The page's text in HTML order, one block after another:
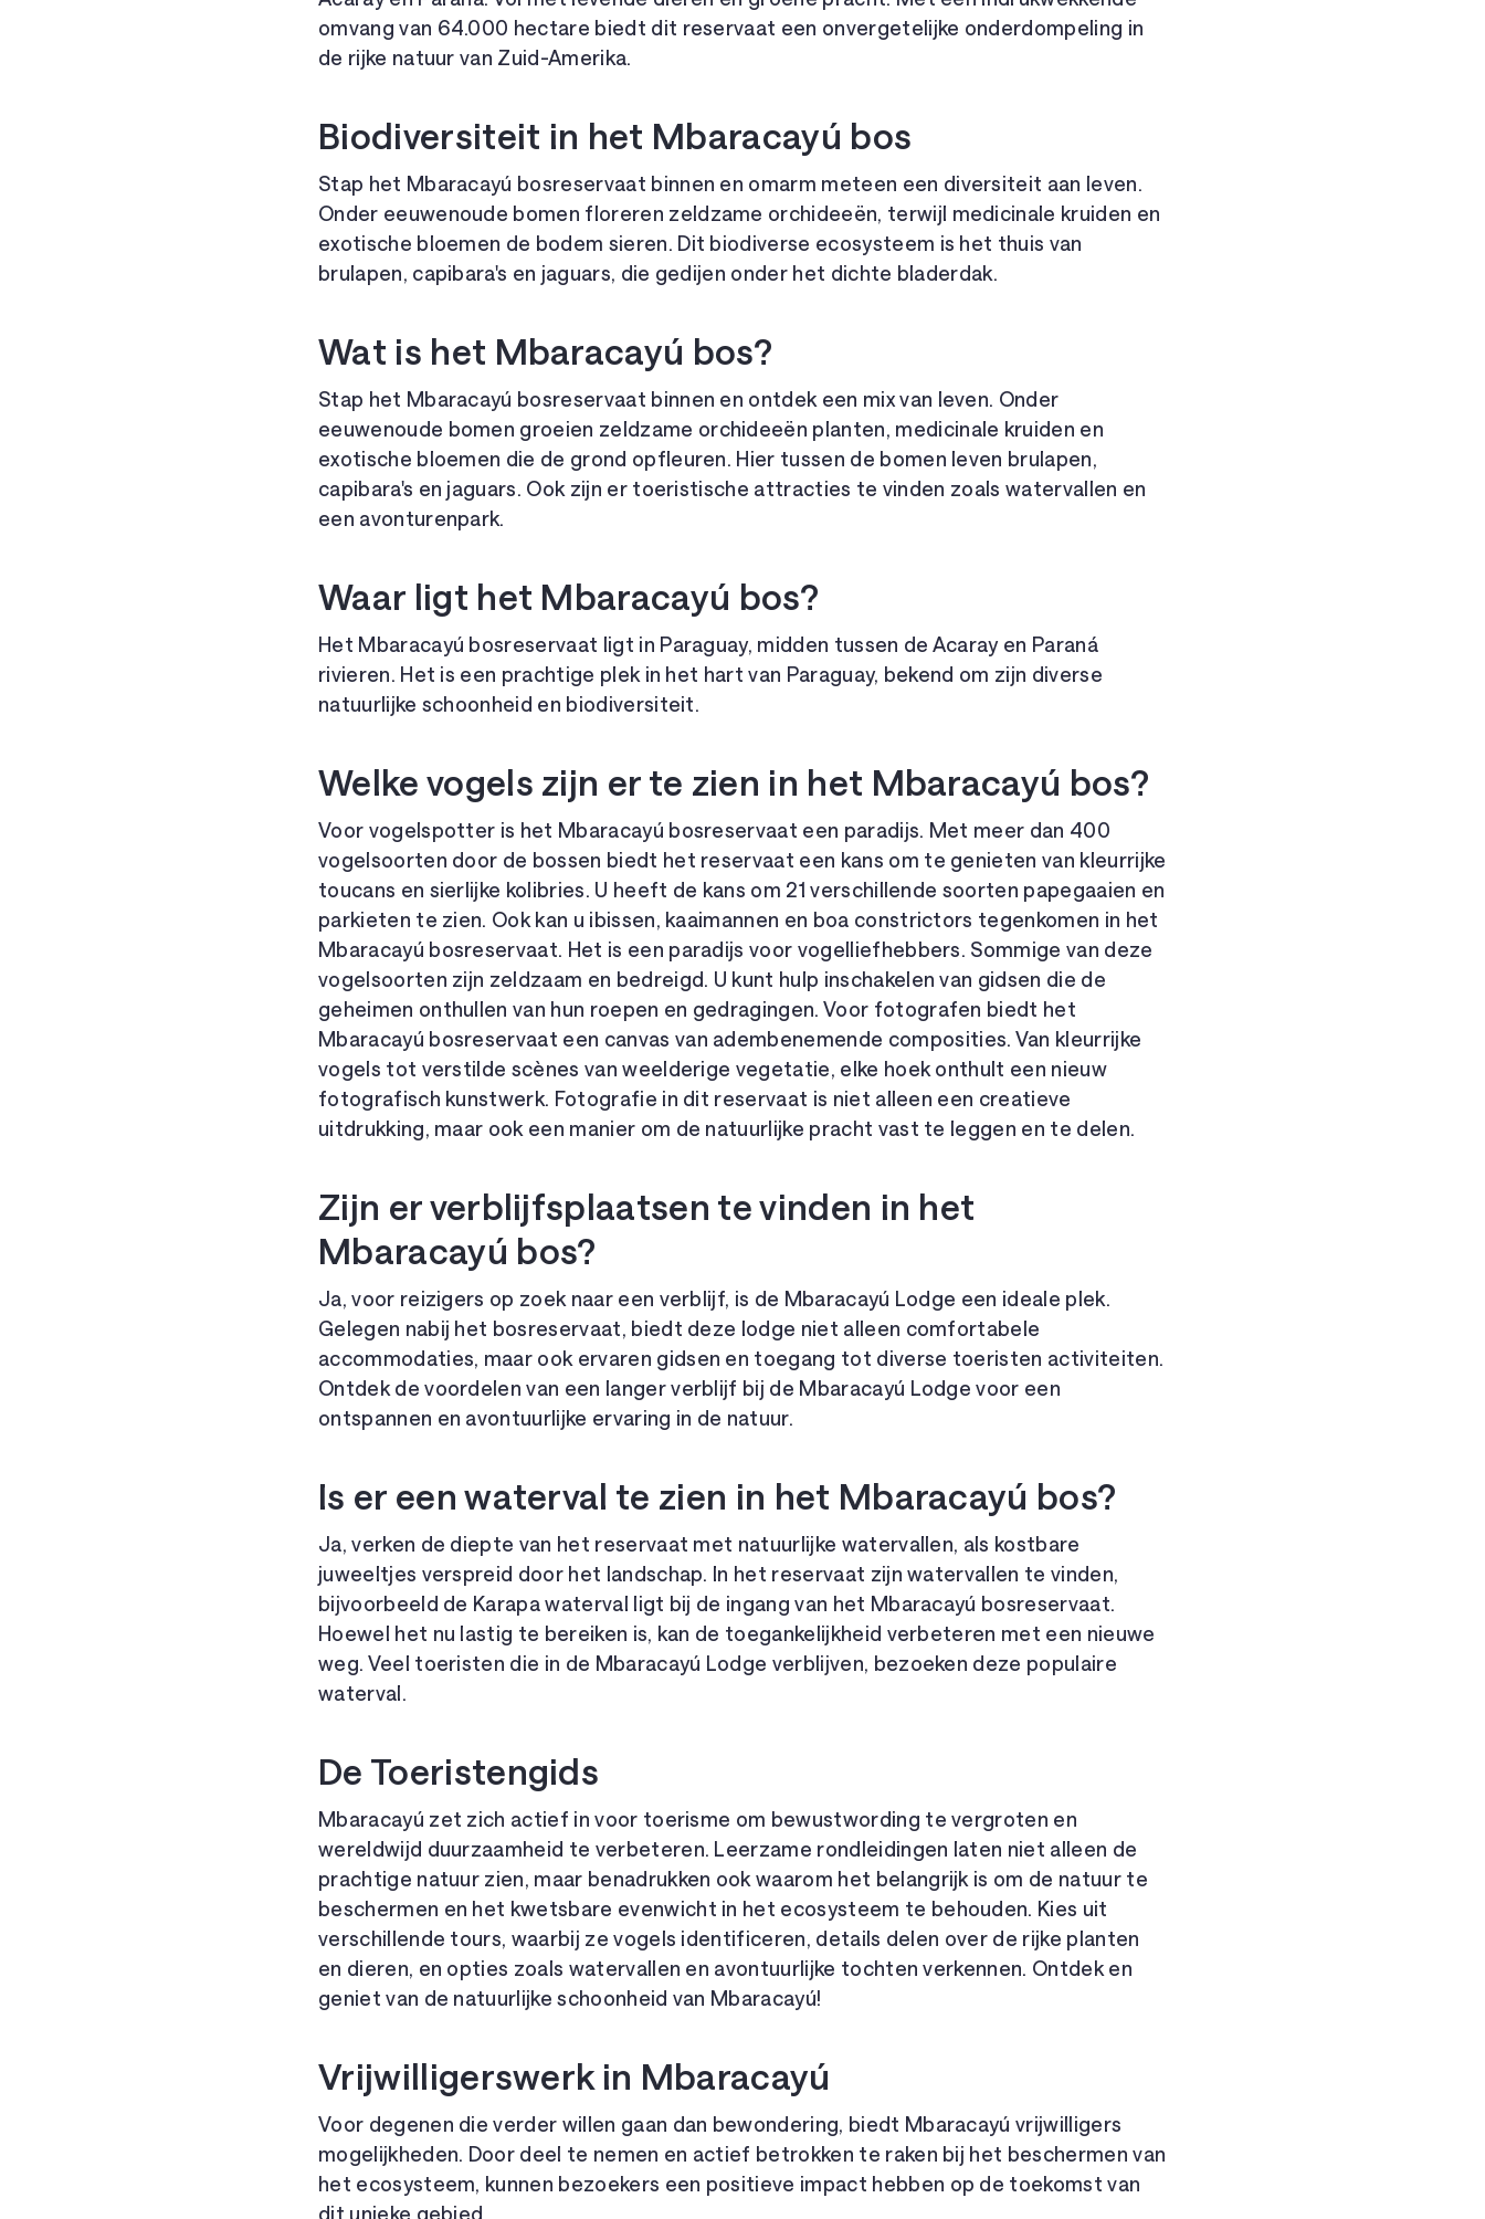
omvang van 64.000 hectare biedt dit reservaat een onvergetelijke onderdompeling in
de rijke natuur van Zuid-Amerika.
Biodiversiteit in het Mbaracayú bos
Stap het Mbaracayú bosreservaat binnen en omarm meteen een diversiteit aan leven.
Onder eeuwenoude bomen floreren zeldzame orchideeën, terwijl medicinale kruiden en
exotische bloemen de bodem sieren. Dit biodiverse ecosysteem is het thuis van
brulapen, capibara's en jaguars, die gedijen onder het dichte bladerdak.
Wat is het Mbaracayú bos?
Stap het Mbaracayú bosreservaat binnen en ontdek een mix van leven. Onder
eeuwenoude bomen groeien zeldzame orchideeën planten, medicinale kruiden en
exotische bloemen die de grond opfleuren. Hier tussen de bomen leven brulapen,
capibara's en jaguars. Ook zijn er toeristische attracties te vinden zoals watervallen en
een avonturenpark.
Waar ligt het Mbaracayú bos?
Het Mbaracayú bosreservaat ligt in Paraguay, midden tussen de Acaray en Paraná
rivieren. Het is een prachtige plek in het hart van Paraguay, bekend om zijn diverse
natuurlijke schoonheid en biodiversiteit.
Welke vogels zijn er te zien in het Mbaracayú bos?
Voor vogelspotter is het Mbaracayú bosreservaat een paradijs. Met meer dan 400
vogelsoorten door de bossen biedt het reservaat een kans om te genieten van kleurrijke
toucans en sierlijke kolibries. U heeft de kans om 21 verschillende soorten papegaaien en
parkieten te zien. Ook kan u ibissen, kaaimannen en boa constrictors tegenkomen in het
Mbaracayú bosreservaat. Het is een paradijs voor vogelliefhebbers. Sommige van deze
vogelsoorten zijn zeldzaam en bedreigd. U kunt hulp inschakelen van gidsen die de
geheimen onthullen van hun roepen en gedragingen. Voor fotografen biedt het
Mbaracayú bosreservaat een canvas van adembenemende composities. Van kleurrijke
vogels tot verstilde scènes van weelderige vegetatie, elke hoek onthult een nieuw
fotografisch kunstwerk. Fotografie in dit reservaat is niet alleen een creatieve
uitdrukking, maar ook een manier om de natuurlijke pracht vast te leggen en te delen.
Zijn er verblijfsplaatsen te vinden in het
Mbaracayú bos?
Ja, voor reizigers op zoek naar een verblijf, is de Mbaracayú Lodge een ideale plek.
Gelegen nabij het bosreservaat, biedt deze lodge niet alleen comfortabele
accommodaties, maar ook ervaren gidsen en toegang tot diverse toeristen activiteiten.
Ontdek de voordelen van een langer verblijf bij de Mbaracayú Lodge voor een
ontspannen en avontuurlijke ervaring in de natuur.
Is er een waterval te zien in het Mbaracayú bos?
Ja, verken de diepte van het reservaat met natuurlijke watervallen, als kostbare
juweeltjes verspreid door het landschap. In het reservaat zijn watervallen te vinden,
bijvoorbeeld de Karapa waterval ligt bij de ingang van het Mbaracayú bosreservaat.
Hoewel het nu lastig te bereiken is, kan de toegankelijkheid verbeteren met een nieuwe
weg. Veel toeristen die in de Mbaracayú Lodge verblijven, bezoeken deze populaire
waterval.
De Toeristengids
Mbaracayú zet zich actief in voor toerisme om bewustwording te vergroten en
wereldwijd duurzaamheid te verbeteren. Leerzame rondleidingen laten niet alleen de
prachtige natuur zien, maar benadrukken ook waarom het belangrijk is om de natuur te
beschermen en het kwetsbare evenwicht in het ecosysteem te behouden. Kies uit
verschillende tours, waarbij ze vogels identificeren, details delen over de rijke planten
en dieren, en opties zoals watervallen en avontuurlijke tochten verkennen. Ontdek en
geniet van de natuurlijke schoonheid van Mbaracayú!
Vrijwilligerswerk in Mbaracayú
Voor degenen die verder willen gaan dan bewondering, biedt Mbaracayú vrijwilligers
mogelijkheden. Door deel te nemen en actief betrokken te raken bij het beschermen van
het ecosysteem, kunnen bezoekers een positieve impact hebben op de toekomst van
dit unieke gebied.